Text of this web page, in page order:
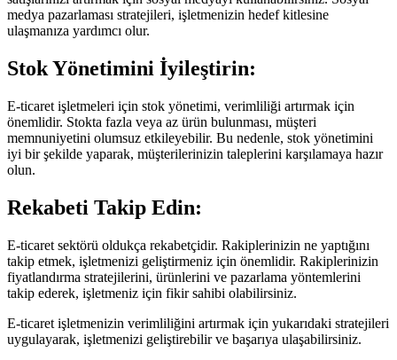
medya pazarlaması stratejileri, işletmenizin hedef kitlesine
ulaşmanıza yardımcı olur.
Stok Yönetimini İyileştirin:
E-ticaret işletmeleri için stok yönetimi, verimliliği artırmak için
önemlidir. Stokta fazla veya az ürün bulunması, müşteri
memnuniyetini olumsuz etkileyebilir. Bu nedenle, stok yönetimini
iyi bir şekilde yaparak, müşterilerinizin taleplerini karşılamaya hazır
olun.
Rekabeti Takip Edin:
E-ticaret sektörü oldukça rekabetçidir. Rakiplerinizin ne yaptığını
takip etmek, işletmenizi geliştirmeniz için önemlidir. Rakiplerinizin
fiyatlandırma stratejilerini, ürünlerini ve pazarlama yöntemlerini
takip ederek, işletmeniz için fikir sahibi olabilirsiniz.
E-ticaret işletmenizin verimliliğini artırmak için yukarıdaki stratejileri
uygulayarak, işletmenizi geliştirebilir ve başarıya ulaşabilirsiniz.